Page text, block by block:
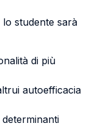
studente sarà
di più
autoefficacia